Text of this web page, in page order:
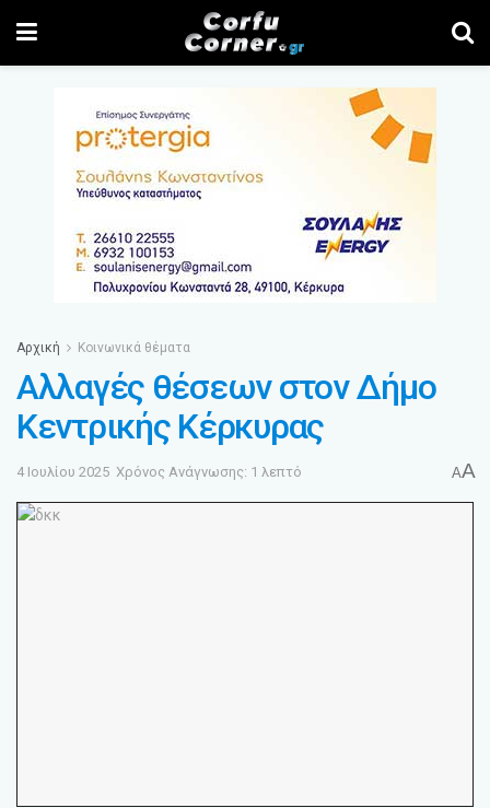
Αρχική Κοινωνικά θέματα
Αλλαγές θέσεων στον Δήμο
Κεντρικής Κέρκυρας
4 Ιουλίου 2025 Χρόνος Ανάγνωσης: 1 λεπτό AA